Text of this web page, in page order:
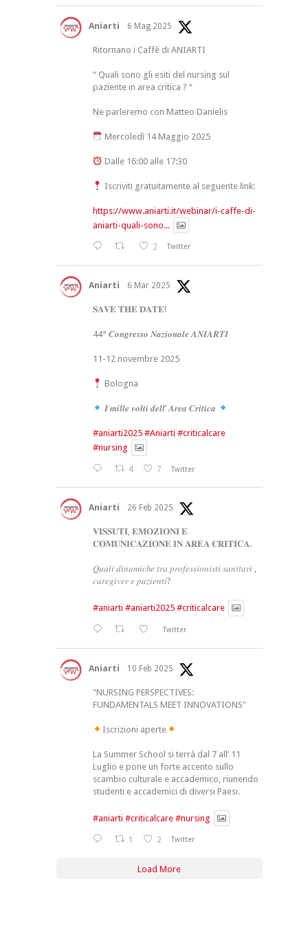
Aniarti 6 Mag 2025
Ritornano i Caffè di ANIARTI
“ Quali sono gli esiti del nursing sul
paziente in area critica ? “
Ne parleremo con Matteo Danielis
Mercoledì 14 Maggio 2025
Dalle 16:00 alle 17:30
Iscriviti gratuitamente al seguente link:
https://www.aniarti.it/webinar/i-caffe-di-
aniarti-quali-sono...
2 Twitter
Aniarti 6 Mar 2025
𝐒𝐀𝐕𝐄 𝐓𝐇𝐄 𝐃𝐀𝐓𝐄!
44° 𝑪𝒐𝒏𝒈𝒓𝒆𝒔𝒔𝒐 𝑵𝒂𝒛𝒊𝒐𝒏𝒂𝒍𝒆 𝑨𝑵𝑰𝑨𝑹𝑻𝑰
11-12 novembre 2025
Bologna
𝑰 𝒎𝒊𝒍𝒍𝒆 𝒗𝒐𝒍𝒕𝒊 𝒅𝒆𝒍𝒍’ 𝑨𝒓𝒆𝒂 𝑪𝒓𝒊𝒕𝒊𝒄𝒂
#aniarti2025 #Aniarti #criticalcare
#nursing
4 7 Twitter
Aniarti 26 Feb 2025
𝐕𝐈𝐒𝐒𝐔𝐓𝐈, 𝐄𝐌𝐎𝐙𝐈𝐎𝐍𝐈 𝐄
𝐂𝐎𝐌𝐔𝐍𝐈𝐂𝐀𝐙𝐈𝐎𝐍𝐄 𝐈𝐍 𝐀𝐑𝐄𝐀 𝐂𝐑𝐈𝐓𝐈𝐂𝐀.
𝑄𝑢𝑎𝑙𝑖 𝑑𝑖𝑛𝑎𝑚𝑖𝑐ℎ𝑒 𝑡𝑟𝑎 𝑝𝑟𝑜𝑓𝑒𝑠𝑠𝑖𝑜𝑛𝑖𝑠𝑡𝑖 𝑠𝑎𝑛𝑖𝑡𝑎𝑟𝑖 ,
𝑐𝑎𝑟𝑒𝑔𝑖𝑣𝑒𝑟 𝑒 𝑝𝑎𝑧𝑖𝑒𝑛𝑡𝑖?
#aniarti #aniarti2025 #criticalcare
Twitter
Aniarti 10 Feb 2025
"NURSING PERSPECTIVES:
FUNDAMENTALS MEET INNOVATIONS"
Iscrizioni aperte
La Summer School si terrà dal 7 all’ 11
Luglio e pone un forte accento sullo
scambio culturale e accademico, riunendo
studenti e accademici di diversi Paesi.
#aniarti #criticalcare #nursing
1 2 Twitter
Load More